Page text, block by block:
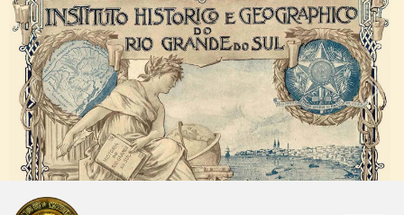
Skip to main content
Anterior